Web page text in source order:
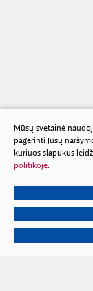
Mūsų svetainė
pagerinti Jūsų
kuriuos slapukus
politikoje.